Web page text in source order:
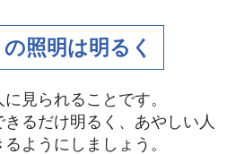
照明は明るく
見られることです。
るだけ明るく、あやしい人
ようにしましょう。